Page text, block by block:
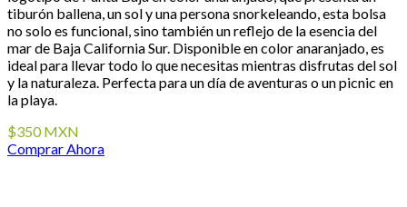
tiburón ballena, un sol y una persona snorkeleando, esta bolsa
no solo es funcional, sino también un reflejo de la esencia del
mar de Baja California Sur. Disponible en color anaranjado, es
ideal para llevar todo lo que necesitas mientras disfrutas del sol
y la naturaleza. Perfecta para un día de aventuras o un picnic en
la playa.
$350 MXN
Comprar Ahora